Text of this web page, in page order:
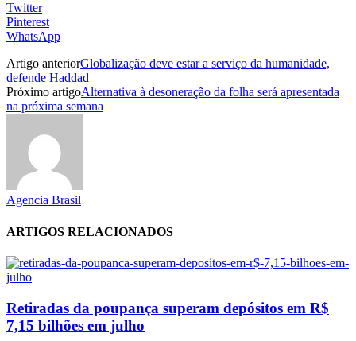
Twitter
Pinterest
WhatsApp
Artigo anteriorGlobalização deve estar a serviço da humanidade,
defende Haddad
Próximo artigoAlternativa à desoneração da folha será apresentada
na próxima semana
Agencia Brasil
ARTIGOS RELACIONADOS
Retiradas da poupança superam depósitos em R$
7,15 bilhões em julho